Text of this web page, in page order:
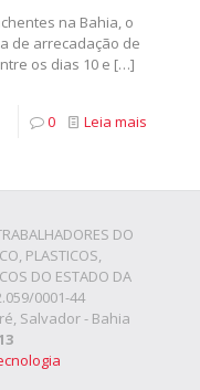
na Bahia, o
de arrecadação de
os dias 10 e […]
0 Leia mais
DO
PLASTICOS,
DO ESTADO DA
0001-44
Salvador - Bahia